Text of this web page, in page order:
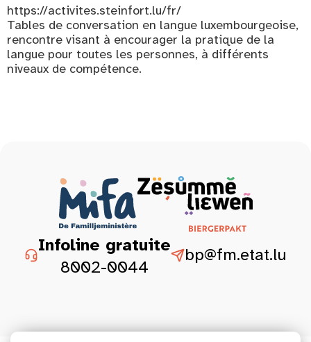
https://activites.steinfort.lu/fr/
Tables de conversation en langue luxembourgeoise,
rencontre visant à encourager la pratique de la
langue pour toutes les personnes, à différents
niveaux de compétence.
Infoline gratuite
8002-0044
bp@fm.etat.lu